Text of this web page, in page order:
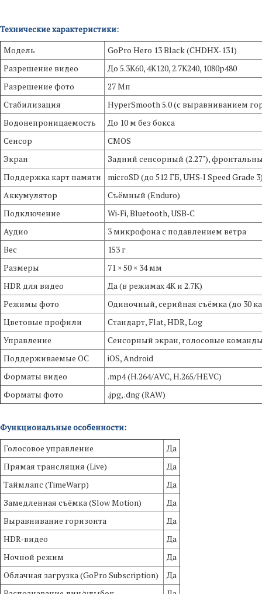
Технические характеристики:
Модель
GoPro Hero 13 Black (CHDHX-131)
Разрешение видео
До 5.3K60, 4K120, 2.7K240, 1080p480
Разрешение фото
27 Мп
Стабилизация
HyperSmooth 5.0 (с выравниванием
Водонепроницаемость
До 10 м без бокса
Сенсор
CMOS
Экран
Задний сенсорный (2.27"),
Поддержка карт памяти
microSD (до 512 ГБ, UHS‑I Speed Grade
Аккумулятор
Съёмный (Enduro)
Подключение
Wi‑Fi, Bluetooth, USB‑C
Аудио
3 микрофона с подавлением ветра
Вес
153 г
Размеры
71 × 50 × 34 мм
HDR для видео
Да (в режимах 4K и 2.7K)
Режимы фото
Одиночный, серийная съёмка (до 30
Цветовые профили
Стандарт, Flat, HDR, Log
Управление
Сенсорный экран, голосовые
Поддерживаемые ОС
iOS, Android
Форматы видео
.mp4 (H.264/AVC, H.265/HEVC)
Форматы фото
.jpg, .dng (RAW)
Функциональные особенности:
Голосовое управление
Да
Прямая трансляция (Live)
Да
Таймлапс (TimeWarp)
Да
Замедленная съёмка (Slow Motion)
Да
Выравнивание горизонта
Да
HDR‑видео
Да
Ночной режим
Да
Облачная загрузка (GoPro Subscription)
Да